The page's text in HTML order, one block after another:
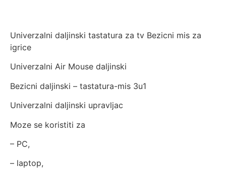
Univerzalni daljinski tastatura za tv Bezicni mis za
igrice
Univerzalni Air Mouse daljinski
Bezicni daljinski – tastatura-mis 3u1
Univerzalni daljinski upravljac
Moze se koristiti za
– PC,
– laptop,